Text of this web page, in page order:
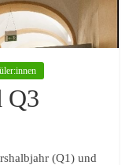
Q3
(Q1) und